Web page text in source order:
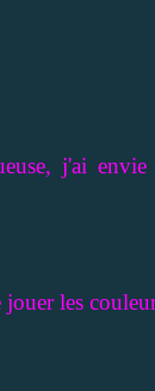
j'ai
les